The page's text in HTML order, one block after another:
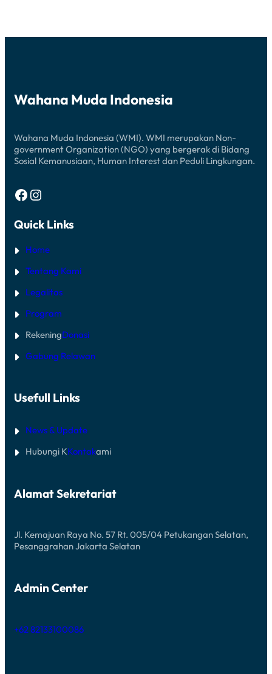
Wahana Muda Indonesia
Wahana Muda Indonesia (WMI). WMI merupakan Non-
government Organization (NGO) yang bergerak di Bidang
Sosial Kemanusiaan, Human Interest dan Peduli Lingkungan.
Facebook Instagram
Quick Links
Home
Tentang Kami
Legalitas
Program
RekeningDonasi
Gabung Relawan
Usefull Links
News & Update
Hubungi KKontakami
Alamat Sekretariat
Jl. Kemajuan Raya No. 57 Rt. 005/04 Petukangan Selatan,
Pesanggrahan Jakarta Selatan
Admin Center
+62 82133100086